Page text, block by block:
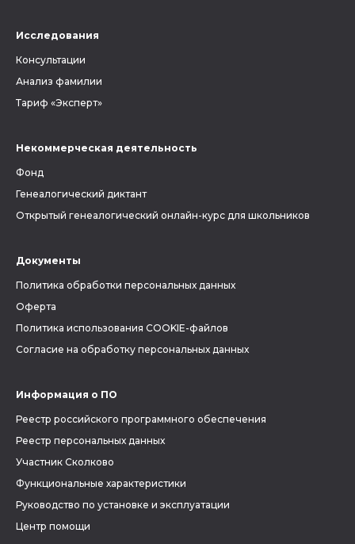
Исследования
Консультации
Анализ фамилии
Тариф «Эксперт»
Некоммерческая деятельность
Фонд
Генеалогический диктант
Открытый генеалогический онлайн-курс для школьников
Документы
Политика обработки персональных данных
Оферта
Политика использования COOKIE-файлов
Согласие на обработку персональных данных
Информация о ПО
Реестр российского программного обеспечения
Реестр персональных данных
Участник Сколково
Функциональные характеристики
Руководство по установке и эксплуатации
Центр помощи